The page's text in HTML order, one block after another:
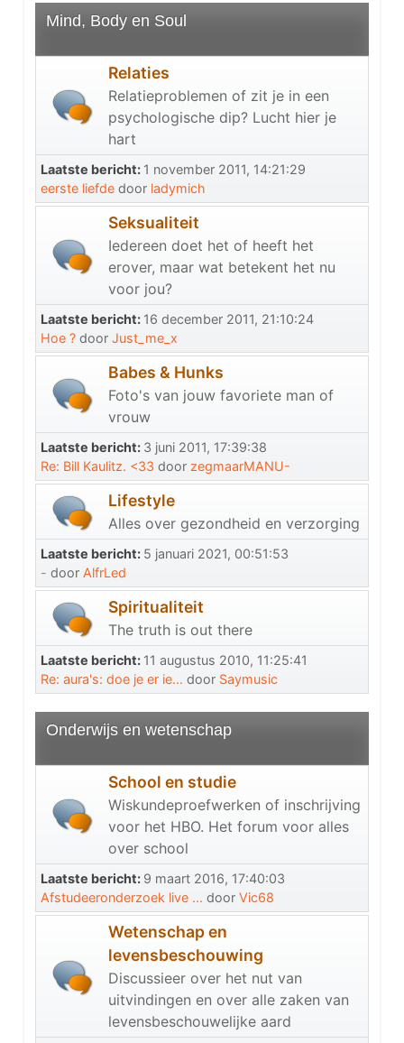
Mind, Body en Soul
Relaties
Relatieproblemen of zit je in een
psychologische dip? Lucht hier je
hart
Laatste bericht: 1 november 2011, 14:21:29
eerste liefde door ladymich
Seksualiteit
Iedereen doet het of heeft het
erover, maar wat betekent het nu
voor jou?
Laatste bericht: 16 december 2011, 21:10:24
Hoe ? door Just_me_x
Babes & Hunks
Foto's van jouw favoriete man of
vrouw
Laatste bericht: 3 juni 2011, 17:39:38
Re: Bill Kaulitz. <33 door zegmaarMANU-
Lifestyle
Alles over gezondheid en verzorging
Laatste bericht: 5 januari 2021, 00:51:53
- door AlfrLed
Spiritualiteit
The truth is out there
Laatste bericht: 11 augustus 2010, 11:25:41
Re: aura's: doe je er ie... door Saymusic
Onderwijs en wetenschap
School en studie
Wiskundeproefwerken of inschrijving
voor het HBO. Het forum voor alles
over school
Laatste bericht: 9 maart 2016, 17:40:03
Afstudeeronderzoek live ... door Vic68
Wetenschap en
levensbeschouwing
Discussieer over het nut van
uitvindingen en over alle zaken van
levensbeschouwelijke aard